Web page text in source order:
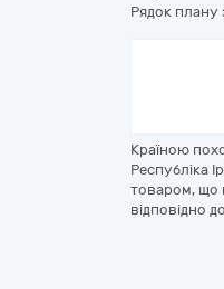
Рядок плану
Країною
Республіка
товаром, що
відповідно